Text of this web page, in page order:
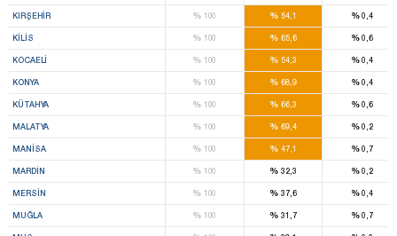
KIRŞEHIR %100 % 54,1 %0,4
KILIS %100 % 65,6 %0,6
KOCAELI %100 % 54,3 %0,4
KONYA %100 % 68,9 %0,4
KÜTAHYA %100 % 66,3 %0,6
MALATYA %100 % 69,4 %0,2
MANISA %100 % 47,1 %0,7
MARDIN %100 % 32,3 %0,2
MERSIN %100 % 37,6 %0,4
MUĞLA %100 % 31,7 %0,7